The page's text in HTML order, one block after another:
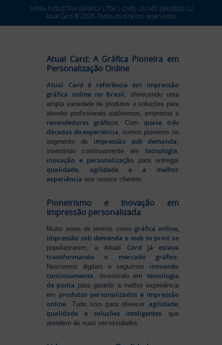
IMPRA INDUSTRIA GRAFICA LTDA | CNPJ: 28.045.354/0002-52
Atual Card © 2026. Todos os direitos reservados.
Atual Card: A Gráfica Pioneira em
Personalização Online
Atual Card é referência em impressão
gráfica online no Brasil , oferecendo uma
ampla variedade de produtos e soluções para
atender profissionais autônomos, empresas e
revendedores gráficos. Comquase três
décadas de experiência , somos pioneiros no
segmento de impressão sob demanda
investindo continuamente em tecnologia,
inovação e personalização para entregar
qualidade, agilidade e a melhor
experiência aos nossos clientes.
Pioneirismo e Inovação em
Impressão personalizada
Muito antes de termos como gráfica online,
impressão sob demanda e web to printse
popularizarem, aAtual Card já estava
transformando o mercado gráfico.
Nascemos digitais e seguimos inovando
continuamente, investindo em tecnologia
de ponta para garantir a melhor experiência
em produtos personalizados e impressão
online. Tudo isso para oferecer agilidade,
qualidade e soluções inteligentes que
atendem às suas necessidades.